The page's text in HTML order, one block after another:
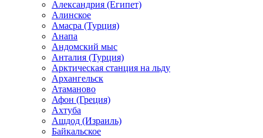
Александрия (Египет)
Алинское
Амасра (Турция)
Анапа
Андомский мыс
Анталия (Турция)
Арктическая станция на льду
Архангельск
Атаманово
Афон (Греция)
Ахтуба
Ашдод (Израиль)
Байкальское